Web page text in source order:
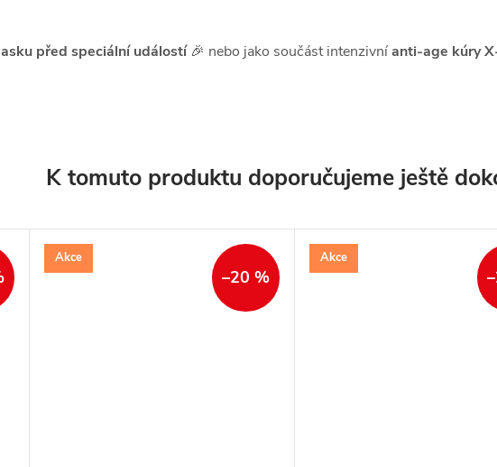
před speciální událostí🎉 nebo jako součást intenzivníanti-age kúry
K tomuto produktu doporučujeme ještě
Akce
–20 %
Akce